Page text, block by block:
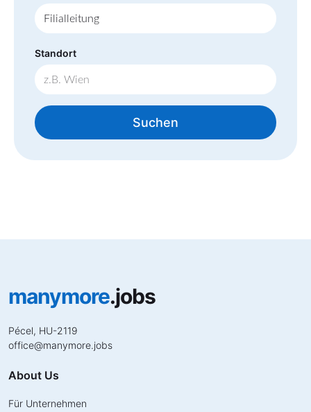
Standort
Suchen
manymore.jobs
Pécel, HU-2119
office@manymore.jobs
About Us
Für Unternehmen